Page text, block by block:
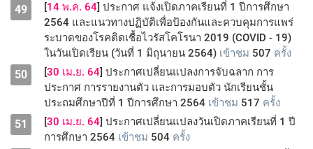
49 [14 พ.ค. 64] ประกาศ แจ้งเปิดภาคเรียนที่ 1 ปีการศึกษา
2564 และแนวทางปฏิบัติเพื่อป้องกันและควบคุมการแพร่
ระบาดของโรคติดเชื้อไวรัสโคโรนา 2019 (COVID - 19)
ในวันเปิดเรียน (วันที่ 1 มิถุนายน 2564) เข้าชม 507 ครั้ง
50 [30 เม.ย. 64] ประกาศเปลี่ยนแปลงการจับฉลาก การ
ประกาศ การรายงานตัว และการมอบตัว นักเรียนชั้น
ประถมศึกษาปีที่ 1 ปีการศึกษา 2564 เข้าชม 517 ครั้ง
51 [30 เม.ย. 64] ประกาศเปลี่ยนแปลงวันเปิดภาคเรียนที่ 1 ปี
การศึกษา 2564 เข้าชม 504 ครั้ง